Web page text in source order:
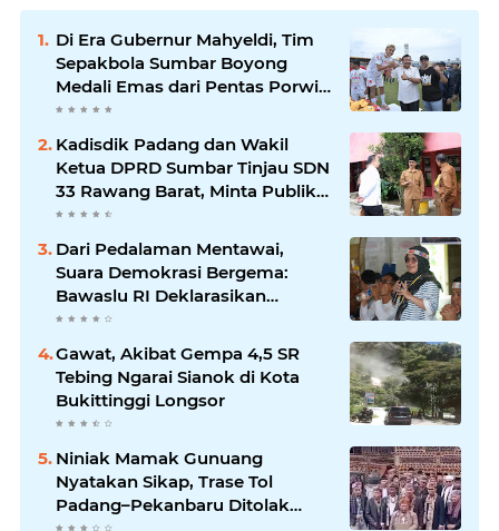
Di Era Gubernur Mahyeldi, Tim
Sepakbola Sumbar Boyong
Medali Emas dari Pentas Porwil
Sumatera XI
Kadisdik Padang dan Wakil
Ketua DPRD Sumbar Tinjau SDN
33 Rawang Barat, Minta Publik
Tak Berspekulasi Soal Dugaan
Bullying Siswi
Dari Pedalaman Mentawai,
Suara Demokrasi Bergema:
Bawaslu RI Deklarasikan
Kampung Pengawasan
Partisipatif di Desa Matotonan
Gawat, Akibat Gempa 4,5 SR
Tebing Ngarai Sianok di Kota
Bukittinggi Longsor
Niniak Mamak Gunuang
Nyatakan Sikap, Trase Tol
Padang–Pekanbaru Ditolak